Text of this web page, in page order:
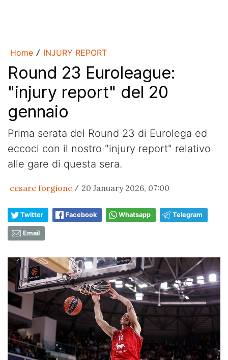
Home / INJURY REPORT
Round 23 Euroleague:
"injury report" del 20
gennaio
Prima serata del Round 23 di Eurolega ed
eccoci con il nostro "injury report" relativo
alle gare di questa sera.
cesare forgione / 20 January 2026, 07:00
Twitter Facebook Whatsapp Telegram
Email